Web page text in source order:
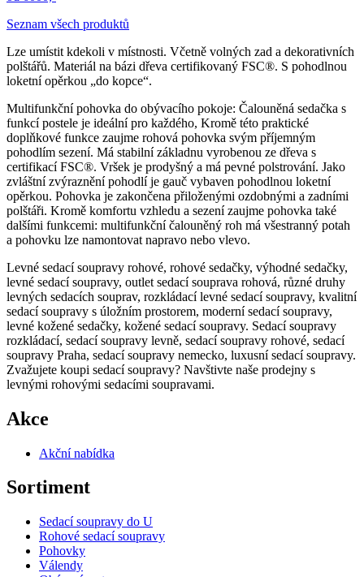
Seznam všech produktů
Lze umístit kdekoli v místnosti. Včetně volných zad a dekorativních
polštářů. Materiál na bázi dřeva certifikovaný FSC®. S pohodlnou
loketní opěrkou „do kopce“.
Multifunkční pohovka do obývacího pokoje: Čalouněná sedačka s
funkcí postele je ideální pro každého, Kromě této praktické
doplňkové funkce zaujme rohová pohovka svým příjemným
pohodlím sezení. Má stabilní základnu vyrobenou ze dřeva s
certifikací FSC®. Vršek je prodyšný a má pevné polstrování. Jako
zvláštní zvýraznění pohodlí je gauč vybaven pohodlnou loketní
opěrkou. Pohovka je zakončena přiloženými ozdobnými a zadními
polštáři. Kromě komfortu vzhledu a sezení zaujme pohovka také
dalšími funkcemi: multifunkční čalouněný roh má všestranný potah
a pohovku lze namontovat napravo nebo vlevo.
Levné sedací soupravy rohové, rohové sedačky, výhodné sedačky,
levné sedací soupravy, outlet sedací souprava rohová, různé druhy
levných sedacích souprav, rozkládací levné sedací soupravy, kvalitní
sedací soupravy s úložním prostorem, moderní sedací soupravy‎,
levné kožené sedačky, kožené sedací soupravy. Sedací soupravy
rozkládací, sedací soupravy levně, sedací soupravy rohové, sedací
soupravy Praha, sedací soupravy nemecko, luxusní sedací soupravy.
Zvažujete koupi sedací soupravy? Navštivte naše prodejny s
levnými rohovými sedacími soupravami.
Akce
Akční nabídka
Sortiment
Sedací soupravy do U
Rohové sedací soupravy
Pohovky
Válendy